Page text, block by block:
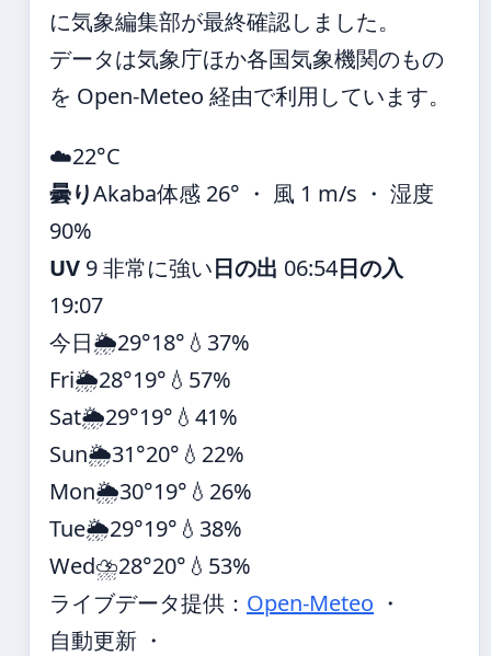
に気象編集部が最終確認しました。
データは気象庁ほか各国気象機関のもの
を Open-Meteo 経由で利用しています。
☁️22°C
曇りAkaba体感 26° ・ 風 1 m/s ・ 湿度
90%
UV 9 非常に強い日の出 06:54日の入
19:07
今日🌦️29°18° 💧37%
Fri🌦️28°19° 💧57%
Sat🌦️29°19° 💧41%
Sun🌦️31°20° 💧22%
Mon🌦️30°19° 💧26%
Tue🌦️29°19° 💧38%
Wed⛈️28°20° 💧53%
ライブデータ提供： Open-Meteo ・
自動更新 ・